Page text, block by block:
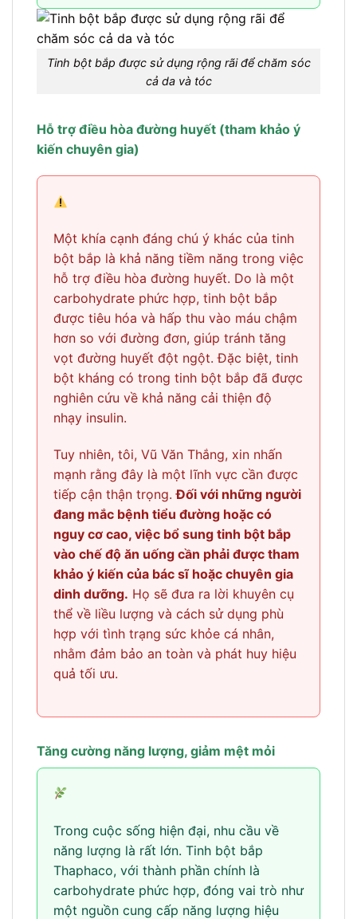
Tinh bột bắp được sử dụng rộng rãi để chăm sóc
cả da và tóc
Hỗ trợ điều hòa đường huyết (tham khảo ý
kiến chuyên gia)
Một khía cạnh đáng chú ý khác của tinh
bột bắp là khả năng tiềm năng trong việc
hỗ trợ điều hòa đường huyết. Do là một
carbohydrate phức hợp, tinh bột bắp
được tiêu hóa và hấp thu vào máu chậm
hơn so với đường đơn, giúp tránh tăng
vọt đường huyết đột ngột. Đặc biệt, tinh
bột kháng có trong tinh bột bắp đã được
nghiên cứu về khả năng cải thiện độ
nhạy insulin.
Tuy nhiên, tôi, Vũ Văn Thắng, xin nhấn
mạnh rằng đây là một lĩnh vực cần được
tiếp cận thận trọng.Đối với những người
đang mắc bệnh tiểu đường hoặc có
nguy cơ cao, việc bổ sung tinh bột bắp
vào chế độ ăn uống cần phải được tham
khảo ý kiến của bác sĩ hoặc chuyên gia
dinh dưỡng. Họ sẽ đưa ra lời khuyên cụ
thể về liều lượng và cách sử dụng phù
hợp với tình trạng sức khỏe cá nhân,
nhằm đảm bảo an toàn và phát huy hiệu
quả tối ưu.
Tăng cường năng lượng, giảm mệt mỏi
Trong cuộc sống hiện đại, nhu cầu về
năng lượng là rất lớn. Tinh bột bắp
Thaphaco, với thành phần chính là
carbohydrate phức hợp, đóng vai trò như
một nguồn cung cấp năng lượng hiệu